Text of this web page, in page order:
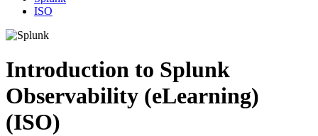
ISO
Introduction to Splunk
Observability (eLearning)
(ISO)